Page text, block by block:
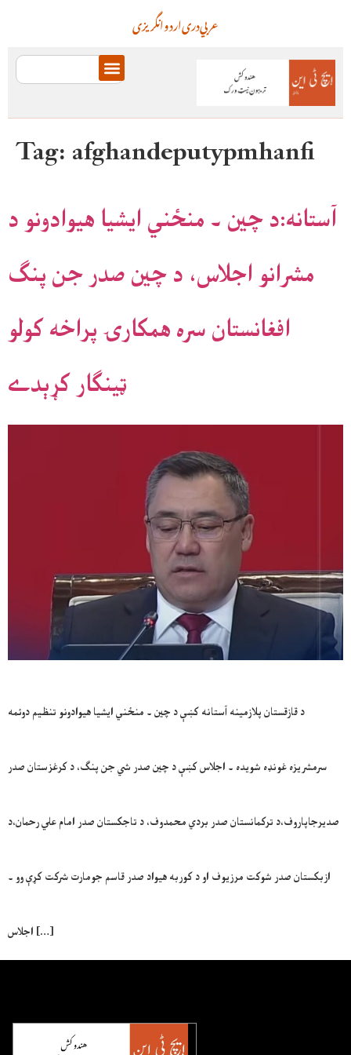
انگریزیاردودریعربي
Tag:afghandeputypmhanfi
آستانه:د چين ۔ منځني ايشيا هيوادونو د
مشرانو اجلاس، د چين صدر جن پنګ
افغانستان سره همکارۍ پراخه کولو
ټينګار کړېدے
د قازقستان پلازمينه آستانه کښې د چين ۔ منځني ايشيا هيوادونو تنظيم دوئمه
سرمشريزه غونډه شويده ۔ اجلاس کښې د چين صدر شي جن پنګ، د کرغزستان صدر
صديرجاپاروف،د ترکمانستان صدر بردي محمدوف، د تاجکستان صدر امام علي رحمان،د
ازبکستان صدر شوکت مرزيوف او د کوربه هيواد صدر قاسم جومارت شرکت کړې وو ۔
اجلاس […]